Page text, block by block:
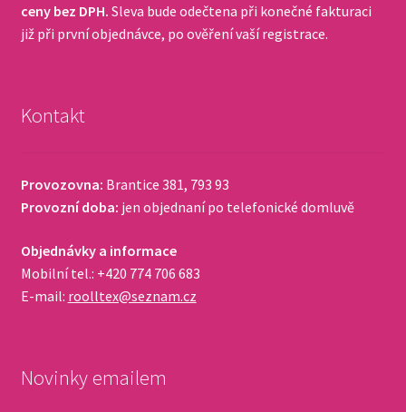
ceny bez DPH. Sleva bude odečtena při konečné fakturaci
již při první objednávce, po ověření vaší registrace.
Kontakt
Provozovna: Brantice 381, 793 93
Provozní doba: jen objednaní po telefonické domluvě
Objednávky a informace
Mobilní tel.: +420 774 706 683
E-mail: roolltex@seznam.cz
Novinky emailem